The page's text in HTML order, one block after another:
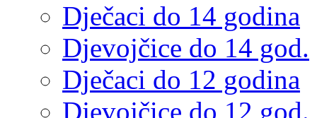
Dječaci do 14 godina
Djevojčice do 14 god.
Dječaci do 12 godina
Djevojčice do 12 god.